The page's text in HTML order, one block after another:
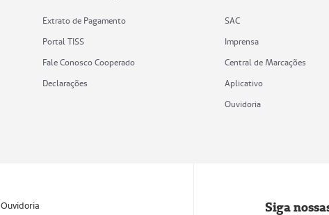
Extrato de Pagamento
Portal TISS
Fale Conosco Cooperado
Declarações
SAC
Imprensa
Central de Marcações
Aplicativo
Ouvidoria
Ouvidoria Siga